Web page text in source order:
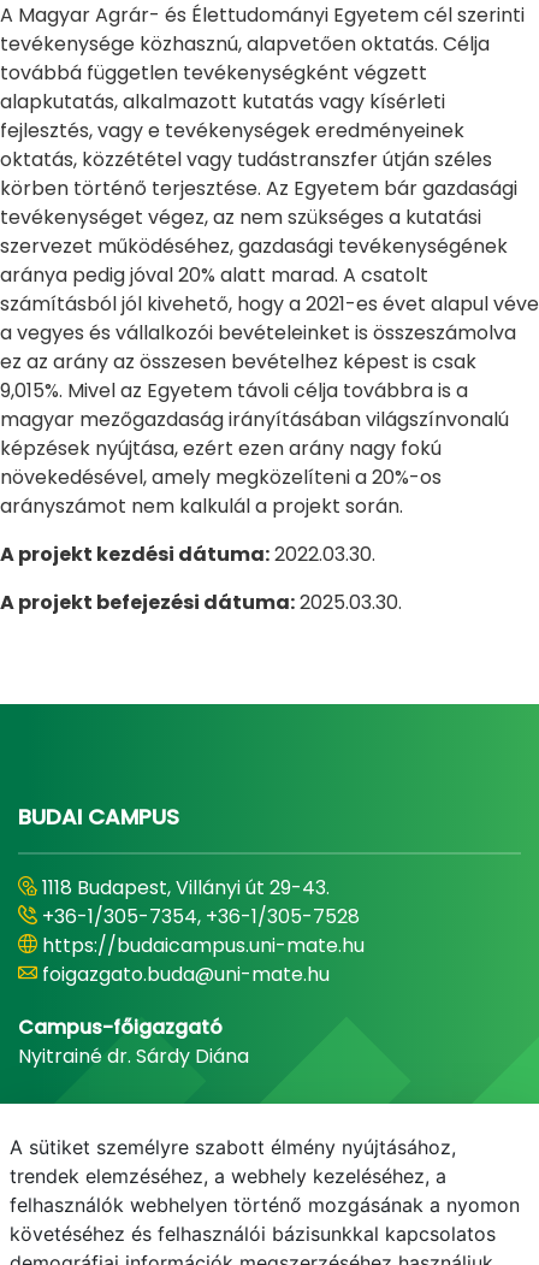
A Magyar Agrár- és Élettudományi Egyetem cél szerinti
tevékenysége közhasznú, alapvetően oktatás. Célja
továbbá független tevékenységként végzett
alapkutatás, alkalmazott kutatás vagy kísérleti
fejlesztés, vagy e tevékenységek eredményeinek
oktatás, közzététel vagy tudástranszfer útján széles
körben történő terjesztése. Az Egyetem bár gazdasági
tevékenységet végez, az nem szükséges a kutatási
szervezet működéséhez, gazdasági tevékenységének
aránya pedig jóval 20% alatt marad. A csatolt
számításból jól kivehető, hogy a 2021-es évet alapul véve
a vegyes és vállalkozói bevételeinket is összeszámolva
ez az arány az összesen bevételhez képest is csak
9,015%. Mivel az Egyetem távoli célja továbbra is a
magyar mezőgazdaság irányításában világszínvonalú
képzések nyújtása, ezért ezen arány nagy fokú
növekedésével, amely megközelíteni a 20%-os
arányszámot nem kalkulál a projekt során.
A projekt kezdési dátuma:2022.03.30.
A projekt befejezési dátuma:2025.03.30.
BUDAI CAMPUS
1118 Budapest, Villányi út 29-43.
+36-1/305-7354, +36-1/305-7528
https://budaicampus.uni-mate.hu
foigazgato.buda@uni-mate.hu
Campus-főigazgató
Nyitrainé dr. Sárdy Diána
A sütiket személyre szabott élmény nyújtásához,
trendek elemzéséhez, a webhely kezeléséhez, a
felhasználók webhelyen történő mozgásának a nyomon
követéséhez és felhasználói bázisunkkal kapcsolatos